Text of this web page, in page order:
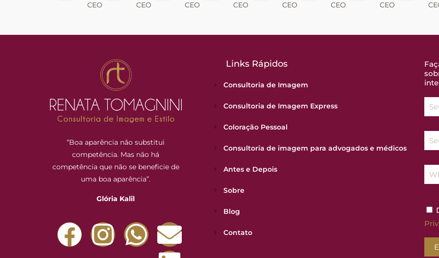
CEO
CEO
CEO
CEO
CEO
CEO
CEO
“Boa aparência não substitui
competência. Mas não há
competência que não se beneficie de
uma boa aparência”.
Glória Kalil
Links Rápidos
Consultoria de Imagem
Consultoria de Imagem Express
Coloração Pessoal
Consultoria de imagem para advogados e médicos
Antes e Depois
Sobre
Blog
Contato